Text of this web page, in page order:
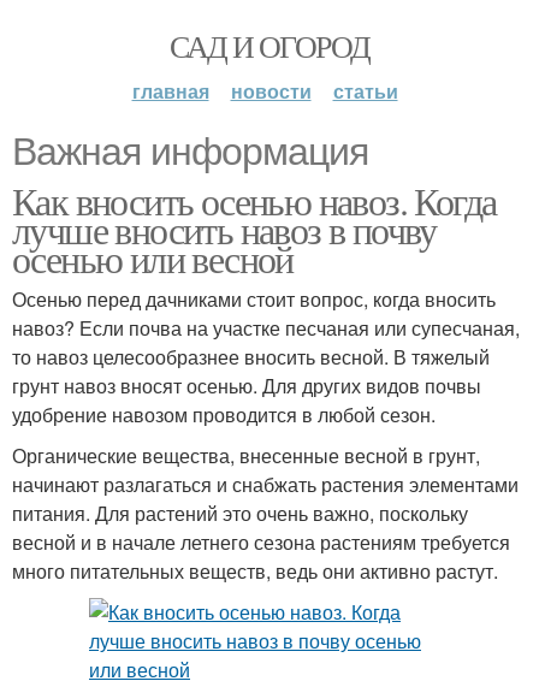
САД И ОГОРОД
главная новости статьи
Важная информация
Как вносить осенью навоз. Когда
лучше вносить навоз в почву
осенью или весной
Осенью перед дачниками стоит вопрос, когда вносить
навоз? Если почва на участке песчаная или супесчаная,
то навоз целесообразнее вносить весной. В тяжелый
грунт навоз вносят осенью. Для других видов почвы
удобрение навозом проводится в любой сезон.
Органические вещества, внесенные весной в грунт,
начинают разлагаться и снабжать растения элементами
питания. Для растений это очень важно, поскольку
весной и в начале летнего сезона растениям требуется
много питательных веществ, ведь они активно растут.